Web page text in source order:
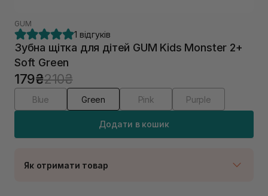
GUM
1 відгуків
Зубна щітка для дітей GUM Kids Monster 2+
Soft Green
179₴210₴
Blue Green Pink Purple
Додати в кошик
Як отримати товар